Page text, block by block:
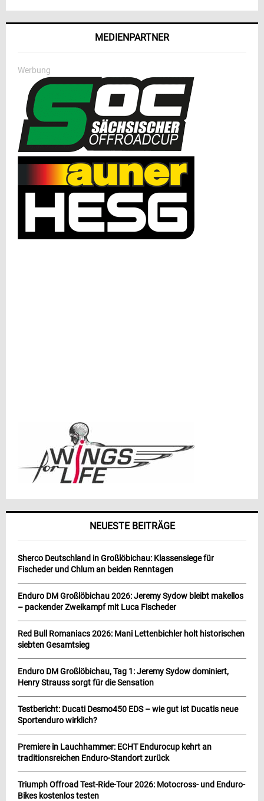
MEDIENPARTNER
Werbung
NEUESTE BEITRÄGE
Sherco Deutschland in Großlöbichau: Klassensiege für
Fischeder und Chlum an beiden Renntagen
Enduro DM Großlöbichau 2026: Jeremy Sydow bleibt makellos
– packender Zweikampf mit Luca Fischeder
Red Bull Romaniacs 2026: Mani Lettenbichler holt historischen
siebten Gesamtsieg
Enduro DM Großlöbichau, Tag 1: Jeremy Sydow dominiert,
Henry Strauss sorgt für die Sensation
Testbericht: Ducati Desmo450 EDS – wie gut ist Ducatis neue
Sportenduro wirklich?
Premiere in Lauchhammer: ECHT Endurocup kehrt an
traditionsreichen Enduro-Standort zurück
Triumph Offroad Test-Ride-Tour 2026: Motocross- und Enduro-
Bikes kostenlos testen